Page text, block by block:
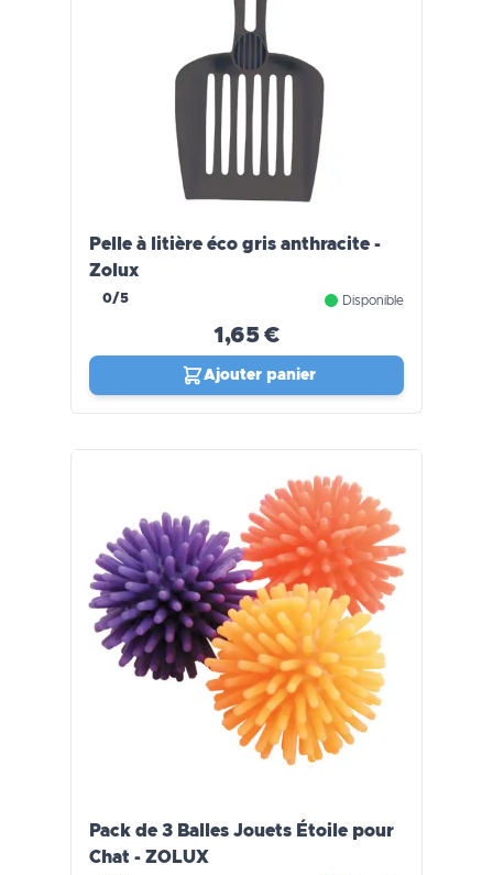
Pelle à litière éco gris anthracite -
Zolux
0/5 Disponible
1,65 €
Ajouter panier
Pack de 3 Balles Jouets Étoile pour
Chat - ZOLUX